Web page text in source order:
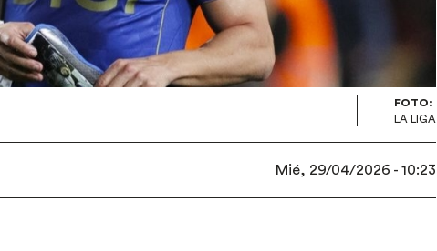
FOTO:
LA LIGA
Mié, 29/04/2026 - 10:23